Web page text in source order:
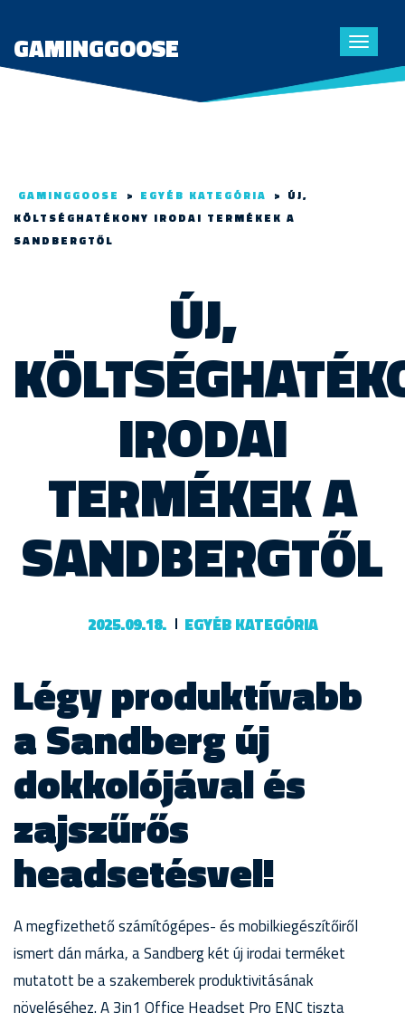
Toggle
GAMINGGOOSE
GAMINGGOOSE > EGYÉB KATEGÓRIA > ÚJ,
KÖLTSÉGHATÉKONY IRODAI TERMÉKEK A
SANDBERGTŐL
ÚJ,
IRODAI
TERMÉKEK A
SANDBERGTŐL
2025.09.18. EGYÉB KATEGÓRIA
Légy produktívabb
a Sandberg új
dokkolójával és
zajszűrős
headsetésvel!
A megfizethető számítógépes- és mobilkiegészítőiről
ismert dán márka, a Sandberg két új irodai terméket
mutatott be a szakemberek produktivitásának
növeléséhez. A 3in1 Office Headset Pro ENC tiszta